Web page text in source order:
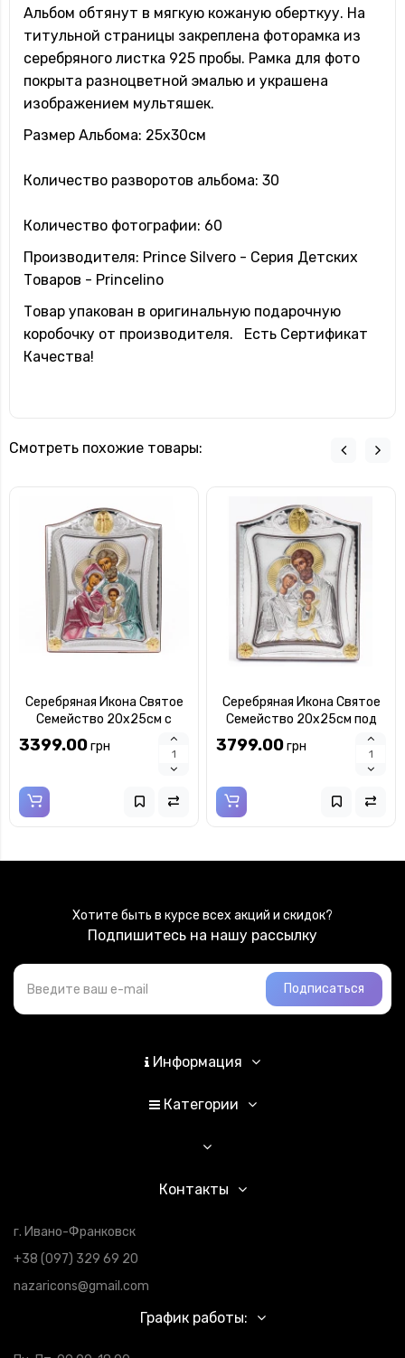
Альбом обтянут в мягкую кожаную оберткуу. На
титульной страницы закреплена фоторамка из
серебряного листка 925 пробы. Рамка для фото
покрыта разноцветной эмалью и украшена
изображением мультяшек.
Размер Альбома: 25х30см
Количество разворотов альбома: 30
Количество фотографии: 60
Производителя: Prince Silvero - Серия Детских
Товаров - Princelino
Товар упакован в оригинальную подарочную
коробочку от производителя. Есть Сертификат
Качества!
Смотреть похожие товары:
Серебряная Икона Святое
Семейство 20x25см с
разноцветной эмалью в
серебряной рамке с
3399.00грн
Серебряная Икона Святое
Семейство 20x25см под
стеклом в серебряной
рамке
3799.00грн
Хотите быть в курсе всех акций и скидок?
Подпишитесь на нашу рассылку
Подписаться
Информация
Категории
Контакты
г. Ивано-Франковск
+38 (097) 329 69 20
nazaricons@gmail.com
График работы: